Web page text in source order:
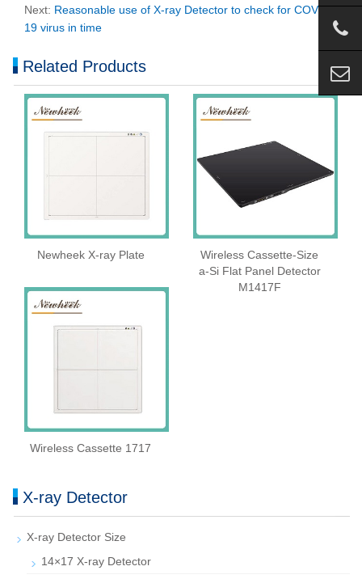
Next: Reasonable use of X-ray Detector to check for COVID-
19 virus in time
Related Products
Newheek X-ray Plate
Wireless Cassette‑Size
a‑Si Flat Panel Detector
M1417F
Wireless Cassette 1717
X-ray Detector
X-ray Detector Size
14×17 X-ray Detector